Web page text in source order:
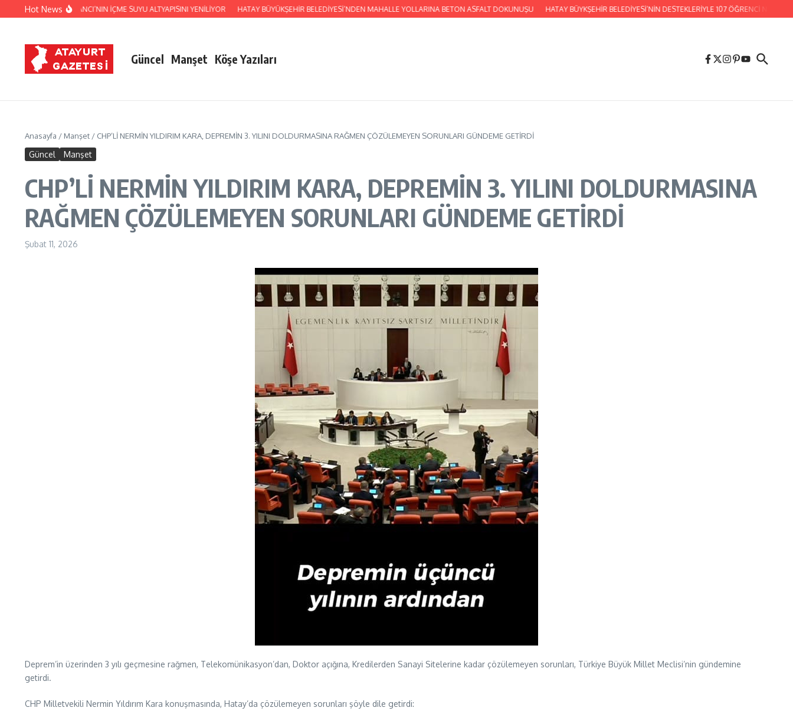
İçeriğe atlaHot News
BATI AYRANCI’NIN İÇME SUYU ALTYAPISINI YENİLİYOR HATAY BÜYÜKŞEHİR BELEDİYESİ’NDEN MAHALLE YOLLARINA BETON ASFALT DOKUNUŞU HATAY BÜYKŞEHİR BELEDİYESİ’NİN DESTEKLERİYLE 107 ÖĞRENCİ NİTELİKLİ
Güncel Manşet Köşe Yazıları
Anasayfa / Manşet / CHP’Lİ NERMİN YILDIRIM KARA, DEPREMİN 3. YILINI DOLDURMASINA RAĞMEN ÇÖZÜLEMEYEN SORUNLARI GÜNDEME GETİRDİ
Güncel Manşet
CHP’Lİ NERMİN YILDIRIM KARA, DEPREMİN 3. YILINI DOLDURMASINA
RAĞMEN ÇÖZÜLEMEYEN SORUNLARI GÜNDEME GETİRDİ
Şubat 11, 2026
Deprem’in üzerinden 3 yılı geçmesine rağmen, Telekomünikasyon’dan, Doktor açığına, Kredilerden Sanayi Sitelerine kadar çözülemeyen sorunları, Türkiye Büyük Millet Meclisi’nin gündemine
getirdi.
CHP Milletvekili Nermin Yıldırım Kara konuşmasında, Hatay’da çözülemeyen sorunları şöyle dile getirdi: